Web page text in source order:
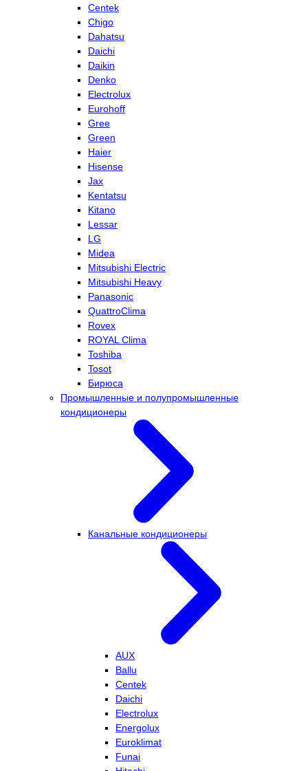
Centek
Chigo
Dahatsu
Daichi
Daikin
Denko
Electrolux
Eurohoff
Gree
Green
Haier
Hisense
Jax
Kentatsu
Kitano
Lessar
LG
Midea
Mitsubishi Electric
Mitsubishi Heavy
Panasonic
QuattroClima
Rovex
ROYAL Clima
Toshiba
Tosot
Бирюса
Промышленные и полупромышленные
кондиционеры
Канальные кондиционеры
AUX
Ballu
Centek
Daichi
Electrolux
Energolux
Euroklimat
Funai